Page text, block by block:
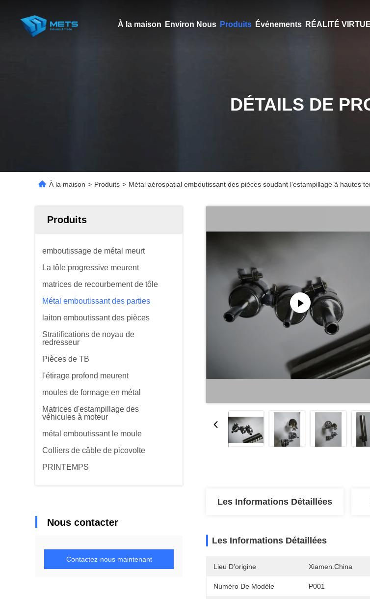
À la maison Environ Nous Produits Événements RÉALITÉ
DÉTAILS DE
À la maison > Produits > Métal aérospatial emboutissant des pièces soudant l'estampillage à hautes
Produits
emboutissage de métal meurt
La tôle progressive meurent
matrices de recourbement de tôle
Métal emboutissant des parties
laiton emboutissant des pièces
Stratifications de noyau de
redresseur
Pièces de TB
l'étirage profond meurent
moules de formage en métal
Matrices d'estampillage des
véhicules à moteur
métal emboutissant le moule
Colliers de câble de picovolte
PRINTEMPS
Nous contacter
Contactez-nous maintenant
Les Informations Détaillées
Les Informations Détaillées
Lieu D'origine Xiamen.China
Numéro De Modèle P001